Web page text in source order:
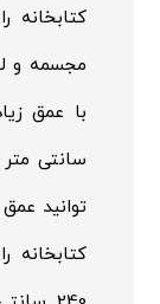
کتابخانه
مجسمه و
سانتی
توانید